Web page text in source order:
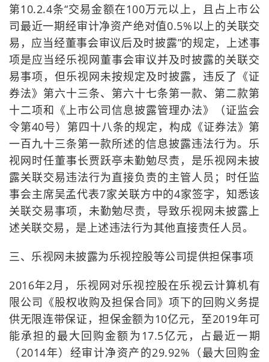
第10.2.4条“交易金额在100万元以上，且占上市公
司最近一期经审计净资产绝对值0.5%以上的关联交
易，应当经董事会审议后及时披露”的规定，上述事
项是应当经乐视网董事会审议并及时披露的关联交
易事项，但乐视网未按规定及时披露，违反了《证
券法》第六十三条、第六十七条第一款、第二款第
十二项和《上市公司信息披露管理办法》（证监会
令第40号）第四十八条的规定，构成《证券法》第
一百九十三条第一款所述的信息披露违法行为。乐
视网时任董事长贾跃亭未勤勉尽责，是乐视网未披
露关联交易违法行为直接负责的主管人员；时任监
事会主席吴孟代表7家关联方中的4家签字，知悉该
关联交易事项，未勤勉尽责，导致乐视网未披露上
述关联交易，是上述违法行为其他直接责任人员。
三、乐视网未披露为乐视控股等公司提供担保事项
2016年2月，乐视网对乐视控股在乐视云计算机有
限公司《股权收购及担保合同》项下的回购义务提
供无限连带保证，担保金额为10亿元，至2019年可
能承担的最大回购金额为17.5亿元，占最近一期
（2014年）经审计净资产的29.92%（最大回购金